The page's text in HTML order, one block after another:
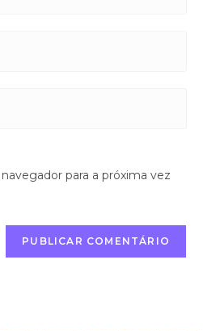
para a próxima vez